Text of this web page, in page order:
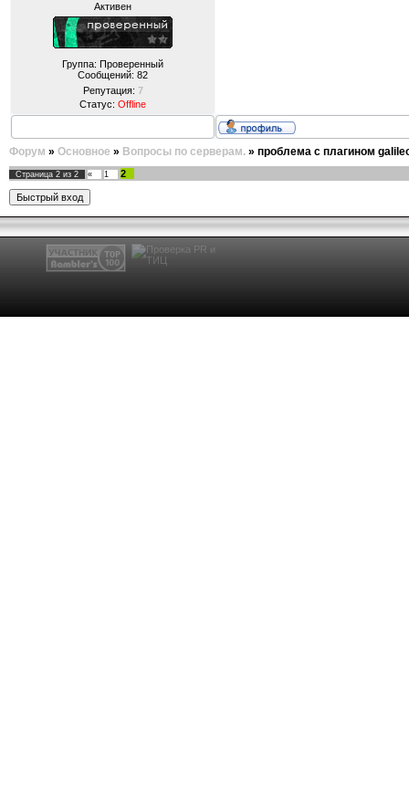
Активен
Группа: Проверенный
Сообщений: 82
Репутация: 7
Статус: Offline
Форум » Основное » Вопросы по серверам. » проблема с плагином
Страница 2 из 2 « 1 2